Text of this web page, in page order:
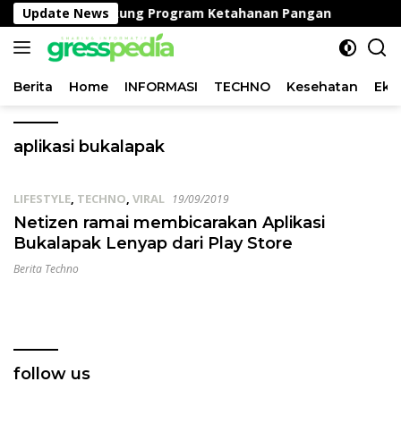
Langsung
ke
konten
Update NewsDukung Program Ketahanan Pangan
Berita Home INFORMASI TECHNO Kesehatan
aplikasi bukalapak
LIFESTYLE, TECHNO, VIRAL 19/09/2019
Netizen ramai membicarakan Aplikasi
Bukalapak Lenyap dari Play Store
Berita Techno
follow us